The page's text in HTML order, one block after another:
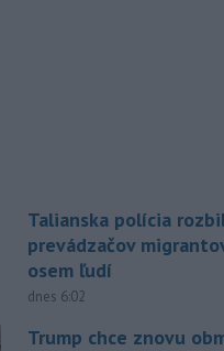
Talianska polícia
prevádzačov
osem ľudí
dnes 6:02
Trump chce znovu